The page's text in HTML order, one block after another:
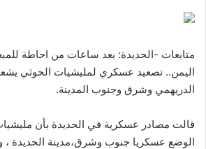
متابعات -الحديدة: بعد ساعات من احاطة
اليمن.. تصعيد عسكري لمليشيات الحوثي
الدريهمي وشرق وجنوب المدينة.
قالت مصادر عسكرية في الحديدة بأن
الوضع عسكريا جنوب وشرق،مدينة الحديدة